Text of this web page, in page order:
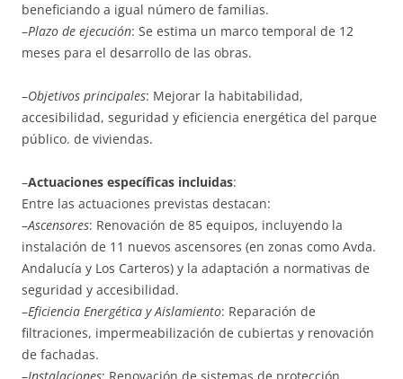
beneficiando a igual número de familias.
–Plazo de ejecución: Se estima un marco temporal de 12
meses para el desarrollo de las obras.
–Objetivos principales: Mejorar la habitabilidad,
accesibilidad, seguridad y eficiencia energética del parque
público. de viviendas.
–Actuaciones específicas incluidas:
Entre las actuaciones previstas destacan:
–Ascensores: Renovación de 85 equipos, incluyendo la
instalación de 11 nuevos ascensores (en zonas como Avda.
Andalucía y Los Carteros) y la adaptación a normativas de
seguridad y accesibilidad.
–Eficiencia Energética y Aislamiento: Reparación de
filtraciones, impermeabilización de cubiertas y renovación
de fachadas.